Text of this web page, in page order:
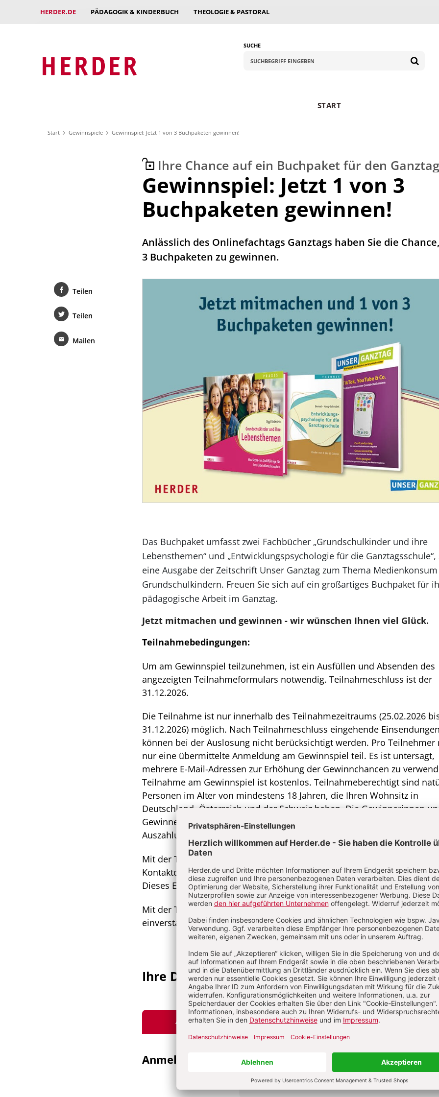
HERDER.DE PÄDAGOGIK & KINDERBUCH THEOLOGIE & PASTORAL
SUCHE
START
Start Gewinnspiele Gewinnspiel: Jetzt 1 von 3 Buchpaketen gewinnen!
Ihre Chance auf ein Buchpaket für den
:
Gewinnspiel: Jetzt 1 von 3
Buchpaketen gewinnen!
Anlässlich des Onlinefachtags Ganztags haben Sie die
3 Buchpaketen zu gewinnen.
Das Buchpaket umfasst zwei Fachbücher „Grundschulkinder und ihre
Lebensthemen“ und „Entwicklungspsychologie für die
eine Ausgabe der Zeitschrift Unser Ganztag zum Thema
Grundschulkindern. Freuen Sie sich auf ein großartiges Buchpaket für
pädagogische Arbeit im Ganztag.
Jetzt mitmachen und gewinnen - wir wünschen Ihnen viel Glück.
Teilnahmebedingungen:
Um am Gewinnspiel teilzunehmen, ist ein Ausfüllen und Absenden des
angezeigten Teilnahmeformulars notwendig. Teilnahmeschluss ist der
31.12.2026.
Die Teilnahme ist nur innerhalb des Teilnahmezeitraums (25.02.2026
31.12.2026) möglich. Nach Teilnahmeschluss eingehende
können bei der Auslosung nicht berücksichtigt werden. Pro
nur eine übermittelte Anmeldung am Gewinnspiel teil. Es ist untersagt,
mehrere E-Mail-Adressen zur Erhöhung der Gewinnchancen zu
Teilnahme am Gewinnspiel ist kostenlos. Teilnahmeberechtigt sind
Personen im Alter von mindestens 18 Jahren, die Ihren Wohnsitz in
Deutschland, Österreich und der Schweiz haben. Die Gewinnerinnen
Gewinner werden per Los ermittelt. Der Rechtsweg ist ausgeschlossen,
Auszahlung der Gewinne ist nicht möglich.
Mit der Teilnahme am Gewinnspiel willigen Sie in die Verwendung Ihrer
Kontaktdaten zum Zwecke des E-Mail-Marketings des Verlags Herder
Dieses Einverständnis können Sie jederzeit widerrufen.
Mit der Teilnahme erklären Sie sich mit unseren
einverstanden.
Ihre Daten
ANGEMELDET TEILNEHMEN ALS GAST TEILNEHMEN
Anmeldung
Teilen
Teilen
Mailen